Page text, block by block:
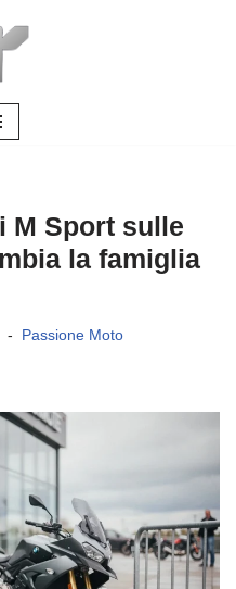
M Sport sulle
la famiglia
Passione Moto